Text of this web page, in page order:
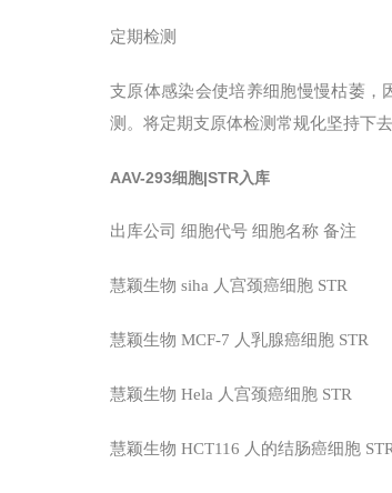
定期检测
支原体感染会使培养细胞慢慢枯萎，
测。将定期支原体检测常规化坚持下
AAV-293细胞|STR入库
出库公司 细胞代号 细胞名称 备注
慧颖生物 siha 人宫颈癌细胞 STR
慧颖生物 MCF-7 人乳腺癌细胞 STR
慧颖生物 Hela 人宫颈癌细胞 STR
慧颖生物 HCT116 人的结肠癌细胞